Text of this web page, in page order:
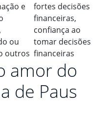
e
ou
outros
fortes decisões
financeiras,
confiança ao
tomar decisões
financeiras
amor do
de Paus